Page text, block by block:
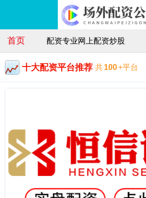
首页 配资专业网上配资炒股
十大配资平台推荐 共100+平台